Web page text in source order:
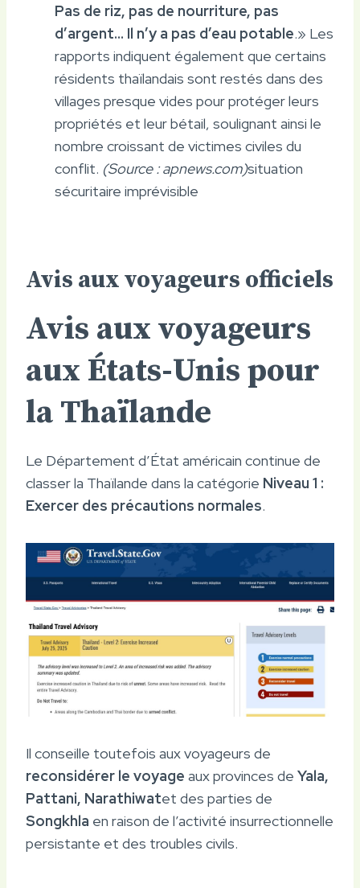
Pas de riz, pas de nourriture, pas
d’argent… Il n’y a pas d’eau potable.» Les
rapports indiquent également que certains
résidents thaïlandais sont restés dans des
villages presque vides pour protéger leurs
propriétés et leur bétail, soulignant ainsi le
nombre croissant de victimes civiles du
conflit. (Source : apnews.com)situation
sécuritaire imprévisible
Avis aux voyageurs officiels
Avis aux voyageurs
aux États-Unis pour
la Thaïlande
Le Département d’État américain continue de
classer la Thaïlande dans la catégorie Niveau 1 :
Exercer des précautions normales.
Il conseille toutefois aux voyageurs de
reconsidérer le voyage aux provinces de Yala,
Pattani, Narathiwatet des parties de
Songkhla en raison de l’activité insurrectionnelle
persistante et des troubles civils.